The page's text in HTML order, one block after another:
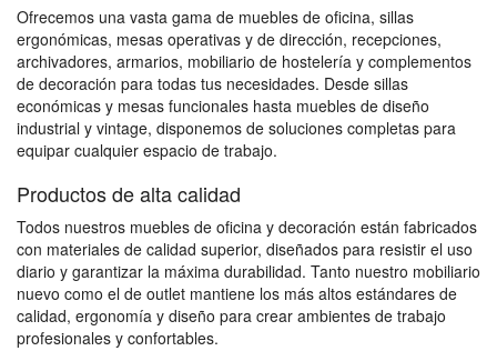
Ofrecemos una vasta gama de muebles de oficina, sillas
ergonómicas, mesas operativas y de dirección, recepciones,
archivadores, armarios, mobiliario de hostelería y complementos
de decoración para todas tus necesidades. Desde sillas
económicas y mesas funcionales hasta muebles de diseño
industrial y vintage, disponemos de soluciones completas para
equipar cualquier espacio de trabajo.
Productos de alta calidad
Todos nuestros muebles de oficina y decoración están fabricados
con materiales de calidad superior, diseñados para resistir el uso
diario y garantizar la máxima durabilidad. Tanto nuestro mobiliario
nuevo como el de outlet mantiene los más altos estándares de
calidad, ergonomía y diseño para crear ambientes de trabajo
profesionales y confortables.